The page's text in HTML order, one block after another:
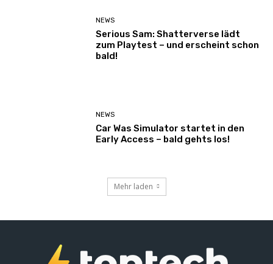
NEWS
Serious Sam: Shatterverse lädt
zum Playtest – und erscheint schon
bald!
NEWS
Car Was Simulator startet in den
Early Access – bald gehts los!
Mehr laden